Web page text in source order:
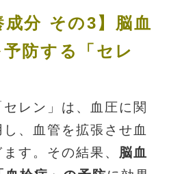
成分 その3】脳血
防する「セレ
レン」は、血圧に関
、血管を拡張させ血
す。その結果、
脳血